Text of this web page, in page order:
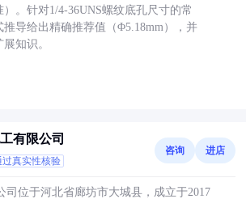
）。针对1/4-36UNS螺纹底孔尺寸的常
推导给出精确推荐值（Φ5.18mm），并
知识。
有限公司
过真实性核验
咨询 进店
司位于河北省廊坊市大城县，成立于2017